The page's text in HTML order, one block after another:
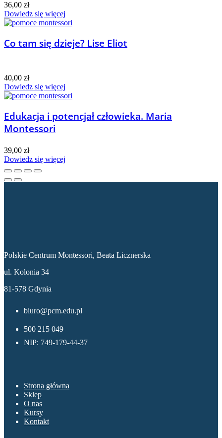
36,00 zł
Dowiedz się więcej
Co tam się dzieje? Lise Eliot
40,00 zł
Dowiedz się więcej
Edukacja i potencjał człowieka. Maria
Montessori
39,00 zł
Dowiedz się więcej
Polskie Centrum Montessori, Beata Licznerska
ul. Kolonia 34
81-578 Gdynia
biuro@pcm.edu.pl
500 215 049
NIP: 749-179-44-37
Strona główna
Sklep
O nas
Kursy
Kontakt